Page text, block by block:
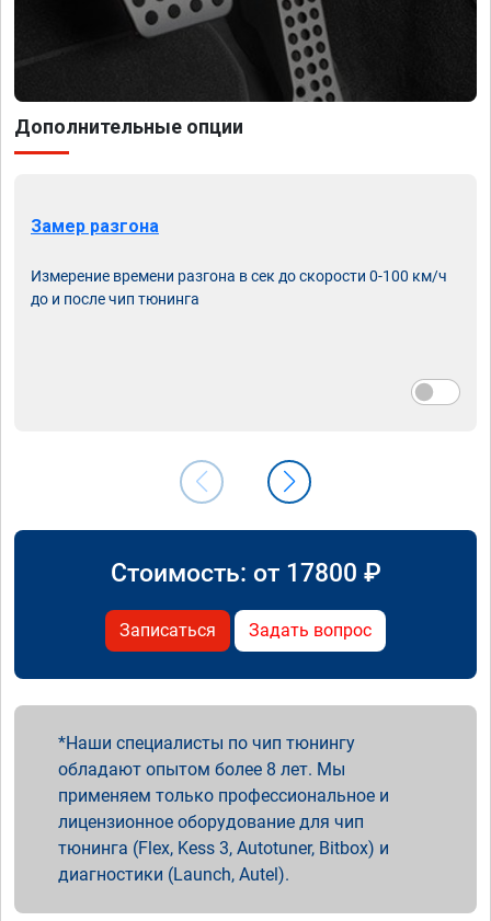
Дополнительные опции
Замер разгона
Измерение времени разгона в сек до скорости 0-100 км/ч
до и после чип тюнинга
Стоимость: от 17800 ₽
Записаться Задать вопрос
Наши специалисты по чип тюнингу
обладают опытом более 8 лет. Мы
применяем только профессиональное и
лицензионное оборудование для чип
тюнинга (Flex, Kess 3, Autotuner, Bitbox) и
диагностики (Launch, Autel).